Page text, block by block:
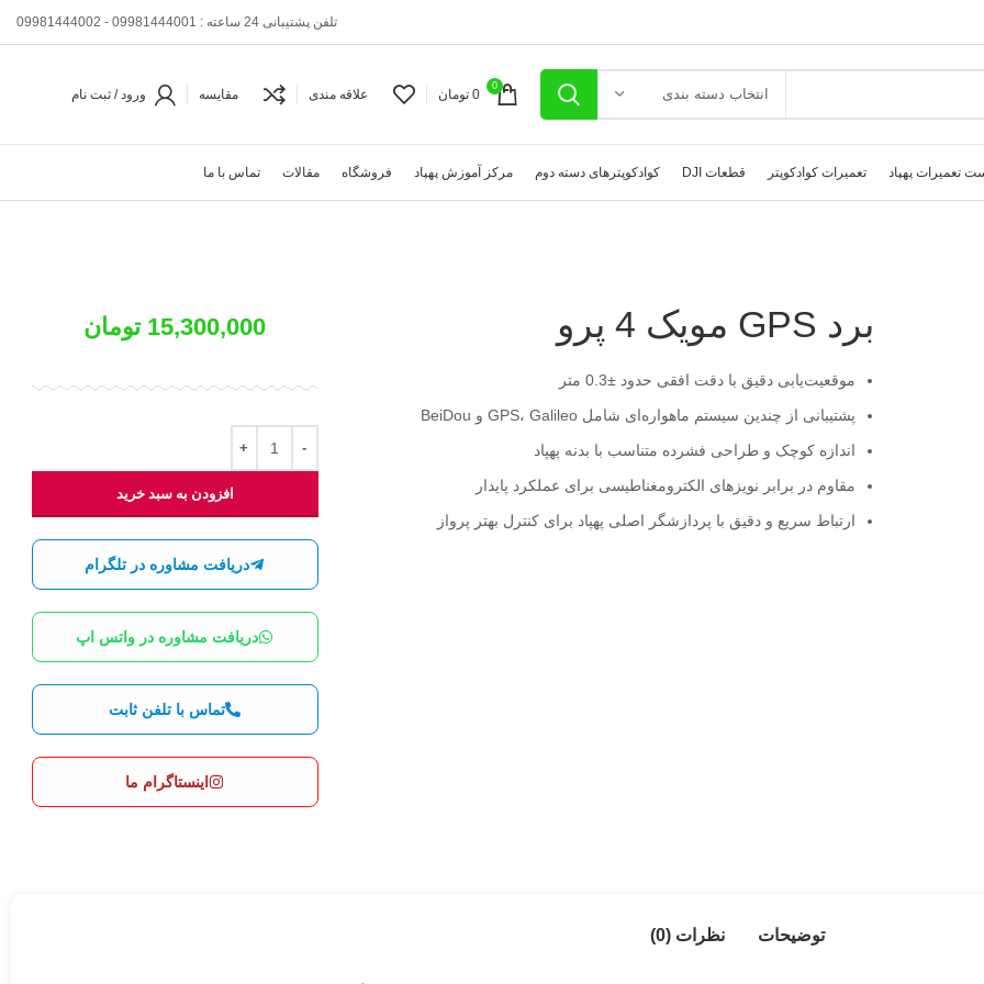
تلفن پشتیبانی 24 ساعته : 09981444001 - 09981444002
انتخاب دسته بندی 0
0 تومان علاقه مندی مقایسه ورود / ثبت نام
تعمیرات پهپاد تعمیرات کوادکوپتر قطعات DJI کوادکوپترهای دسته دوم مرکز آموزش پهپاد فروشگاه مقالات تماس با ما
برد GPS مویک 4 پرو
موقعیت‌یابی دقیق با دقت افقی حدود ±0.3 متر
پشتیبانی از چندین سیستم ماهواره‌ای شامل GPS، Galileo و BeiDou
اندازه کوچک و طراحی فشرده متناسب با بدنه پهپاد
مقاوم در برابر نویزهای الکترومغناطیسی برای عملکرد پایدار
ارتباط سریع و دقیق با پردازشگر اصلی پهپاد برای کنترل بهتر پرواز
15,300,000 تومان
افزودن به سبد خرید
دریافت مشاوره در تلگرام
دریافت مشاوره در واتس اپ
تماس با تلفن ثابت
اینستاگرام ما
توضیحات نظرات (0)